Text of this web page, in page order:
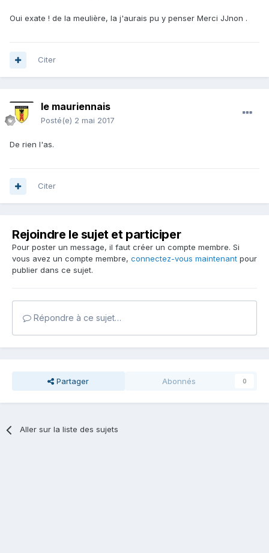
Oui exate ! de la meulière, la j'aurais pu y penser Merci JJnon .
Citer
le mauriennais
Posté(e) 2 mai 2017
De rien l'as.
Citer
Rejoindre le sujet et participer
Pour poster un message, il faut créer un compte membre. Si
vous avez un compte membre, connectez-vous maintenant pour
publier dans ce sujet.
Répondre à ce sujet…
Partager Abonnés 0
Aller sur la liste des sujets